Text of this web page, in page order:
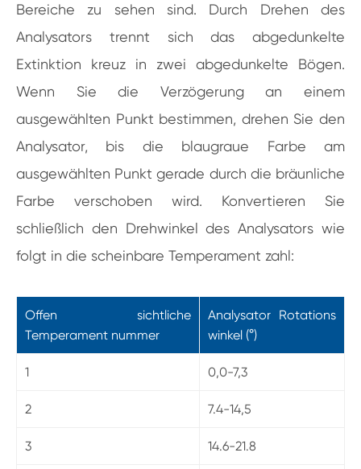
Bereiche zu sehen sind. Durch Drehen des
Analysators trennt sich das abgedunkelte
Extinktion kreuz in zwei abgedunkelte Bögen.
Wenn Sie die Verzögerung an einem
ausgewählten Punkt bestimmen, drehen Sie den
Analysator, bis die blaugraue Farbe am
ausgewählten Punkt gerade durch die bräunliche
Farbe verschoben wird. Konvertieren Sie
schließlich den Drehwinkel des Analysators wie
folgt in die scheinbare Temperament zahl:
Offen sichtliche
Temperament nummer
Analysator Rotations
winkel (°)
1 0,0-7,3
2 7.4-14,5
3 14.6-21.8